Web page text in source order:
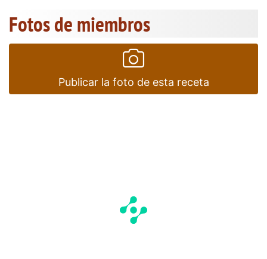
Fotos de miembros
Publicar la foto de esta receta